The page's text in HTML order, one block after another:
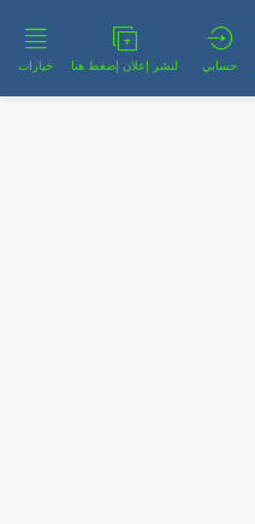
حسابي لنشر إعلان إضغط هنا خيارات